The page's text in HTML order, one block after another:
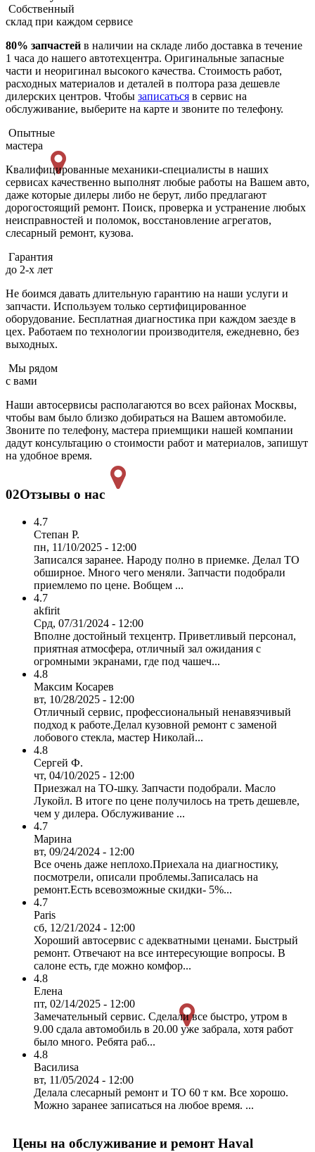
Собственный
склад при каждом сервисе
80% запчастей в наличии на складе либо доставка в течение
1 часа до нашего автотехцентра. Оригинальные запасные
части и неоригинал высокого качества. Стоимость работ,
расходных материалов и деталей в полтора раза дешевле
дилерских центров. Чтобы записаться в сервис на
обслуживание, выберите на карте и звоните по телефону.
Опытные
мастера
Квалифицированные механики-специалисты в наших
сервисах качественно выполнят любые работы на Вашем авто,
даже которые дилеры либо не берут, либо предлагают
дорогостоящий ремонт. Поиск, проверка и устранение любых
неисправностей и поломок, восстановление агрегатов,
слесарный ремонт, кузова.
Гарантия
до 2-х лет
Не боимся давать длительную гарантию на наши услуги и
запчасти. Используем только сертифицированное
оборудование. Бесплатная диагностика при каждом заезде в
цех. Работаем по технологии производителя, ежедневно, без
выходных.
Мы рядом
с вами
Наши автосервисы располагаются во всех районах Москвы,
чтобы вам было близко добираться на Вашем автомобиле.
Звоните по телефону, мастера приемщики нашей компании
дадут консультацию о стоимости работ и материалов, запишут
на удобное время.
02Отзывы о нас
4.7
Степан Р.
пн, 11/10/2025 - 12:00
Записался заранее. Народу полно в приемке. Делал ТО
обширное. Много чего меняли. Запчасти подобрали
приемлемо по цене. Вобщем ...
4.7
akfirit
Срд, 07/31/2024 - 12:00
Вполне достойный техцентр. Приветливый персонал,
приятная атмосфера, отличный зал ожидания с
огромными экранами, где под чашеч...
4.8
Максим Косарев
вт, 10/28/2025 - 12:00
Отличный сервис, профессиональный ненавязчивый
подход к работе.Делал кузовной ремонт с заменой
лобового стекла, мастер Николай...
4.8
Сергей Ф.
чт, 04/10/2025 - 12:00
Приезжал на ТО-шку. Запчасти подобрали. Масло
Лукойл. В итоге по цене получилось на треть дешевле,
чем у дилера. Обслуживание ...
4.7
Марина
вт, 09/24/2024 - 12:00
Все очень даже неплохо.Приехала на диагностику,
посмотрели, описали проблемы.Записалась на
ремонт.Есть всевозможные скидки- 5%...
4.7
Paris
сб, 12/21/2024 - 12:00
Хороший автосервис с адекватными ценами. Быстрый
ремонт. Отвечают на все интересующие вопросы. В
салоне есть, где можно комфор...
4.8
Елена
пт, 02/14/2025 - 12:00
Замечательный сервис. Сделали все быстро, утром в
9.00 сдала автомобиль в 20.00 уже забрала, хотя работ
было много. Ребята раб...
4.8
Василиsa
вт, 11/05/2024 - 12:00
Делала слесарный ремонт и ТО 60 т км. Все хорошо.
Можно заранее записаться на любое время. ...
Цены на обслуживание и ремонт Haval